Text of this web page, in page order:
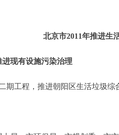
北京市2011年推进生
现有设施污染治理
工程，推进朝阳区生活垃圾综